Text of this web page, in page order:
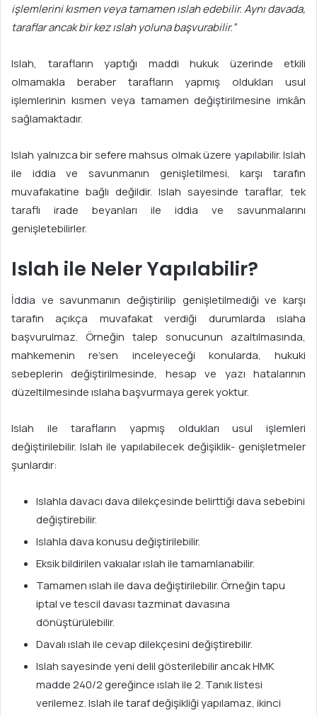
işlemlerini kısmen veya tamamen ıslah edebilir. Aynı davada,
taraflar ancak bir kez ıslah yoluna başvurabilir.”
Islah, tarafların yaptığı maddi hukuk üzerinde etkili
olmamakla beraber tarafların yapmış oldukları usul
işlemlerinin kısmen veya tamamen değiştirilmesine imkân
sağlamaktadır.
Islah yalnızca bir sefere mahsus olmak üzere yapılabilir. Islah
ile iddia ve savunmanın genişletilmesi, karşı tarafın
muvafakatine bağlı değildir. Islah sayesinde taraflar, tek
taraflı irade beyanları ile iddia ve savunmalarını
genişletebilirler.
Islah ile Neler Yapılabilir?
İddia ve savunmanın değiştirilip genişletilmediği ve karşı
tarafın açıkça muvafakat verdiği durumlarda ıslaha
başvurulmaz. Örneğin talep sonucunun azaltılmasında,
mahkemenin re’sen inceleyeceği konularda, hukuki
sebeplerin değiştirilmesinde, hesap ve yazı hatalarının
düzeltilmesinde ıslaha başvurmaya gerek yoktur.
Islah ile tarafların yapmış oldukları usul işlemleri
değiştirilebilir. Islah ile yapılabilecek değişiklik- genişletmeler
şunlardır:
Islahla davacı dava dilekçesinde belirttiği dava sebebini
değiştirebilir.
Islahla dava konusu değiştirilebilir.
Eksik bildirilen vakıalar ıslah ile tamamlanabilir.
Tamamen ıslah ile dava değiştirilebilir. Örneğin tapu
iptal ve tescil davası tazminat davasına
dönüştürülebilir.
Davalı ıslah ile cevap dilekçesini değiştirebilir.
Islah sayesinde yeni delil gösterilebilir ancak HMK
madde 240/2 gereğince ıslah ile 2. Tanık listesi
verilemez. Islah ile taraf değişikliği yapılamaz, ikinci